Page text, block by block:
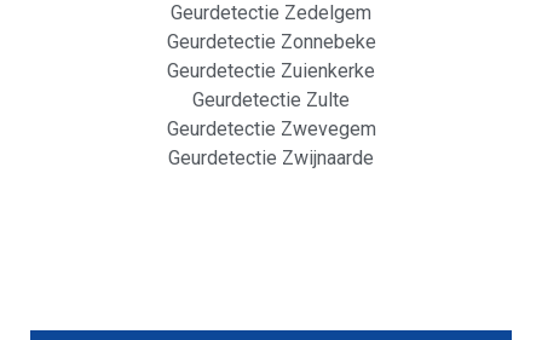
Geurdetectie Zedelgem
Geurdetectie Zonnebeke
Geurdetectie Zuienkerke
Geurdetectie Zulte
Geurdetectie Zwevegem
Geurdetectie Zwijnaarde